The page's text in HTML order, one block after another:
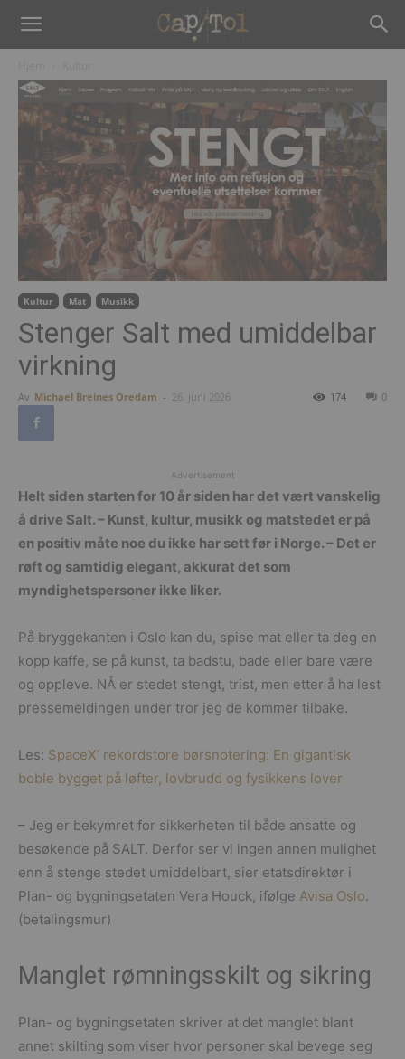
Kultur Mat Musikk
Stenger Salt med umiddelbar
virkning
Av Michael Breines Oredam - 26. juni 2026 0
174
Advertisement
Helt siden starten for 10 år siden har det vært vanskelig
å drive Salt. – Kunst, kultur, musikk og matstedet er på
en positiv måte noe du ikke har sett før i Norge. – Det er
røft og samtidig elegant, akkurat det som
myndighetspersoner ikke liker.
På bryggekanten i Oslo kan du, spise mat eller ta deg en
kopp kaffe, se på kunst, ta badstu, bade eller bare være
og oppleve. NÅ er stedet stengt, trist, men etter å ha lest
pressemeldingen under tror jeg de kommer tilbake.
Les: SpaceX’ rekordstore børsnotering: En gigantisk
boble bygget på løfter, lovbrudd og fysikkens lover
– Jeg er bekymret for sikkerheten til både ansatte og
besøkende på SALT. Derfor ser vi ingen annen mulighet
enn å stenge stedet umiddelbart, sier etatsdirektør i
Plan- og bygningsetaten Vera Houck, ifølge Avisa Oslo.
(betalingsmur)
Manglet rømningsskilt og sikring
Plan- og bygningsetaten skriver at det manglet blant
annet skilting som viser hvor personer skal bevege seg